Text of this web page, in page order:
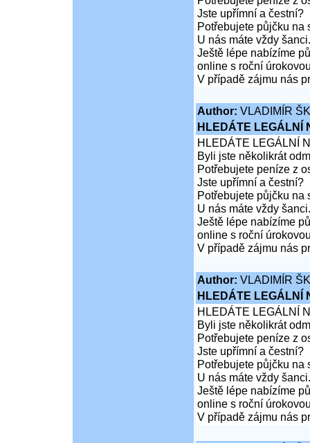
Jste upřímní a čestní?
Potřebujete půjčku na
U nás máte vždy šanci.
Ještě lépe nabízíme
online s roční
V případě zájmu nás
Author: VLADIMÍR
HLEDÁTE LEGÁLNÍ
HLEDÁTE LEGÁLNÍ
Byli jste několikrát
Potřebujete peníze z
Jste upřímní a čestní?
Potřebujete půjčku na
U nás máte vždy šanci.
Ještě lépe nabízíme
online s roční
V případě zájmu nás
Author: VLADIMÍR
HLEDÁTE LEGÁLNÍ
HLEDÁTE LEGÁLNÍ
Byli jste několikrát
Potřebujete peníze z
Jste upřímní a čestní?
Potřebujete půjčku na
U nás máte vždy šanci.
Ještě lépe nabízíme
online s roční
V případě zájmu nás